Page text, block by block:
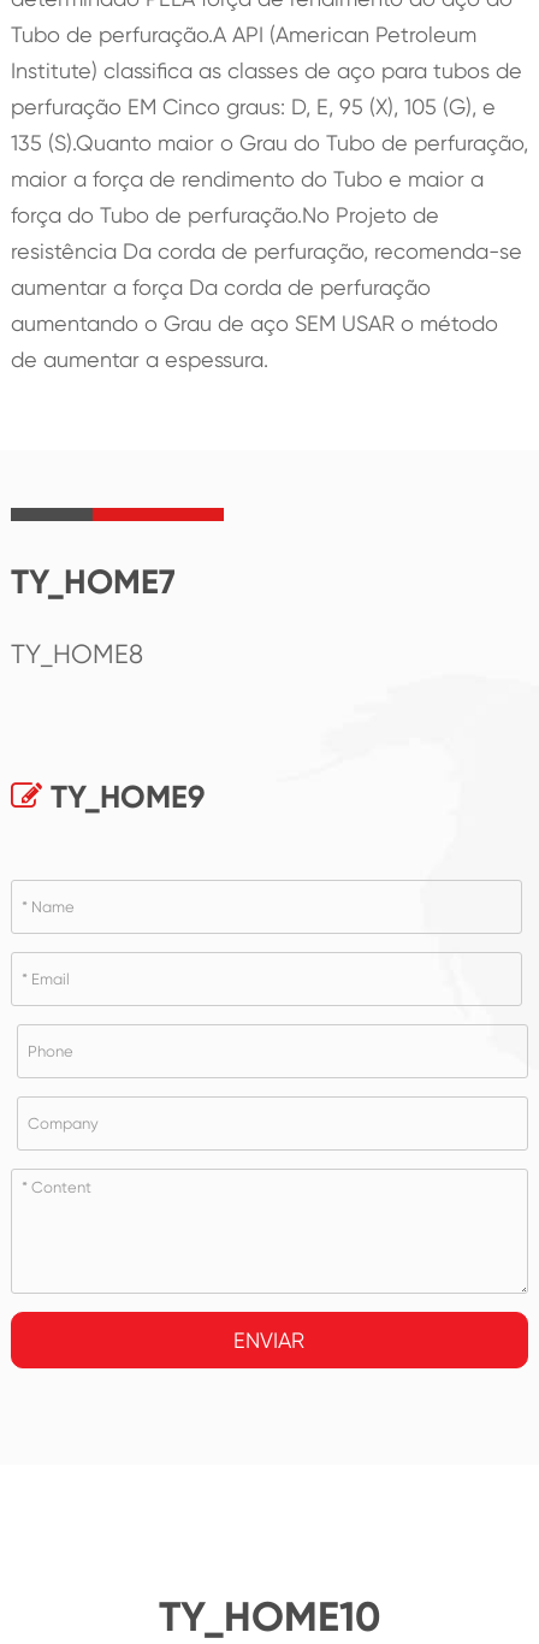
Tubo de perfuração.A API (American Petroleum
Institute) classifica as classes de aço para tubos de
perfuração EM Cinco graus: D, E, 95 (X), 105 (G), e
135 (S).Quanto maior o Grau do Tubo de perfuração,
maior a força de rendimento do Tubo e maior a
força do Tubo de perfuração.No Projeto de
resistência Da corda de perfuração, recomenda-se
aumentar a força Da corda de perfuração
aumentando o Grau de aço SEM USAR o método
de aumentar a espessura.
TY_HOME7
TY_HOME8
TY_HOME9
ENVIAR
TY_HOME10